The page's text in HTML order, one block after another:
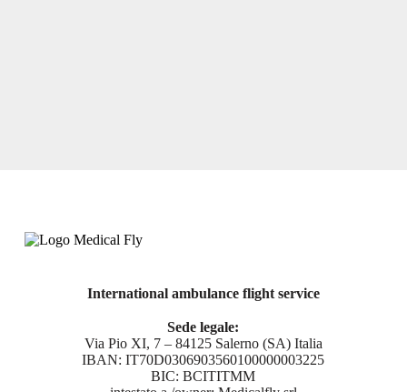
International ambulance flight service
Sede legale:
Via Pio XI, 7 – 84125 Salerno (SA) Italia
IBAN: IT70D0306903560100000003225
BIC: BCITITMM